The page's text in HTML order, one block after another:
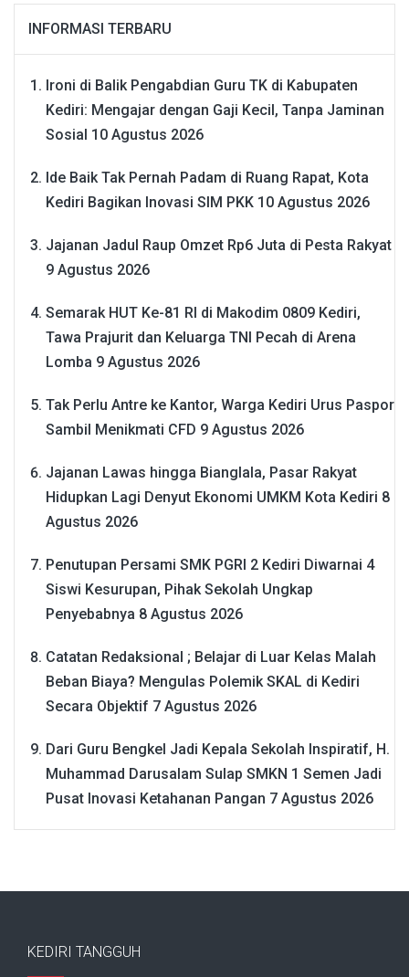
INFORMASI TERBARU
Ironi di Balik Pengabdian Guru TK di Kabupaten
Kediri: Mengajar dengan Gaji Kecil, Tanpa Jaminan
Sosial 10 Agustus 2026
Ide Baik Tak Pernah Padam di Ruang Rapat, Kota
Kediri Bagikan Inovasi SIM PKK 10 Agustus 2026
Jajanan Jadul Raup Omzet Rp6 Juta di Pesta Rakyat
9 Agustus 2026
Semarak HUT Ke-81 RI di Makodim 0809 Kediri,
Tawa Prajurit dan Keluarga TNI Pecah di Arena
Lomba 9 Agustus 2026
Tak Perlu Antre ke Kantor, Warga Kediri Urus Paspor
Sambil Menikmati CFD 9 Agustus 2026
Jajanan Lawas hingga Bianglala, Pasar Rakyat
Hidupkan Lagi Denyut Ekonomi UMKM Kota Kediri 8
Agustus 2026
Penutupan Persami SMK PGRI 2 Kediri Diwarnai 4
Siswi Kesurupan, Pihak Sekolah Ungkap
Penyebabnya 8 Agustus 2026
Catatan Redaksional ; Belajar di Luar Kelas Malah
Beban Biaya? Mengulas Polemik SKAL di Kediri
Secara Objektif 7 Agustus 2026
Dari Guru Bengkel Jadi Kepala Sekolah Inspiratif, H.
Muhammad Darusalam Sulap SMKN 1 Semen Jadi
Pusat Inovasi Ketahanan Pangan 7 Agustus 2026
KEDIRI TANGGUH